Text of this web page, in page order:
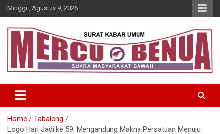
Skip
to
Minggu, Agustus 9, 2026
Mercu Benua
Home
Tabalong
Logo Hari Jadi ke 59, Mengandung Makna Persatuan Menuju